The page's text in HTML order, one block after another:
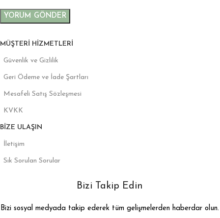
MÜŞTERI HIZMETLERI
Güvenlik ve Gizlilik
Geri Ödeme ve İade Şartları
Mesafeli Satış Sözleşmesi
KVKK
BIZE ULAŞIN
İletişim
Sık Sorulan Sorular
Bizi Takip Edin
Bizi sosyal medyada takip ederek tüm gelişmelerden haberdar olun.